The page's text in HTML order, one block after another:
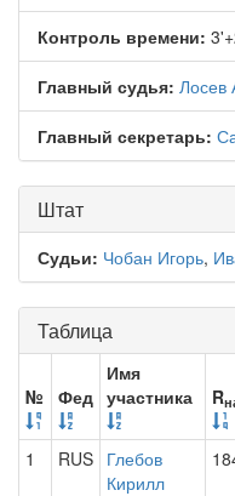
Контроль времени:
Главный судья: Лосев
Главный секретарь:
Штат
Судьи: Чобан Игорь,
Таблица
№ Фед
Имя
участника
R
1
RUS Глебов
Кирилл